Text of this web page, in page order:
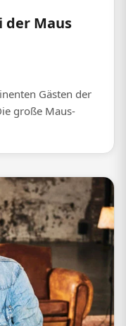
der Maus
Gästen der
große Maus-